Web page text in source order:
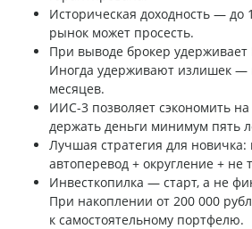
Историческая доходность — до
рынок может просесть.
При выводе брокер
Иногда удерживают излишек —
месяцев.
ИИС-3 позволяет сэкономить на
держать деньги минимум пять
Лучшая стратегия для
автоперевод + округление + не
Инвесткопилка — старт, а не
При накоплении от 200 000
к самостоятельному портфелю.